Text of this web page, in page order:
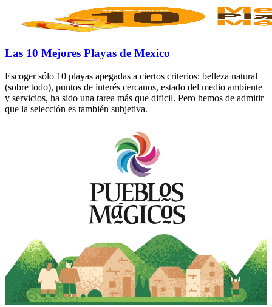
Las 10 Mejores Playas de Mexico
Escoger sólo 10 playas apegadas a ciertos criterios: belleza natural
(sobre todo), puntos de interés cercanos, estado del medio ambiente
y servicios, ha sido una tarea más que dificil. Pero hemos de admitir
que la selección es también subjetiva.